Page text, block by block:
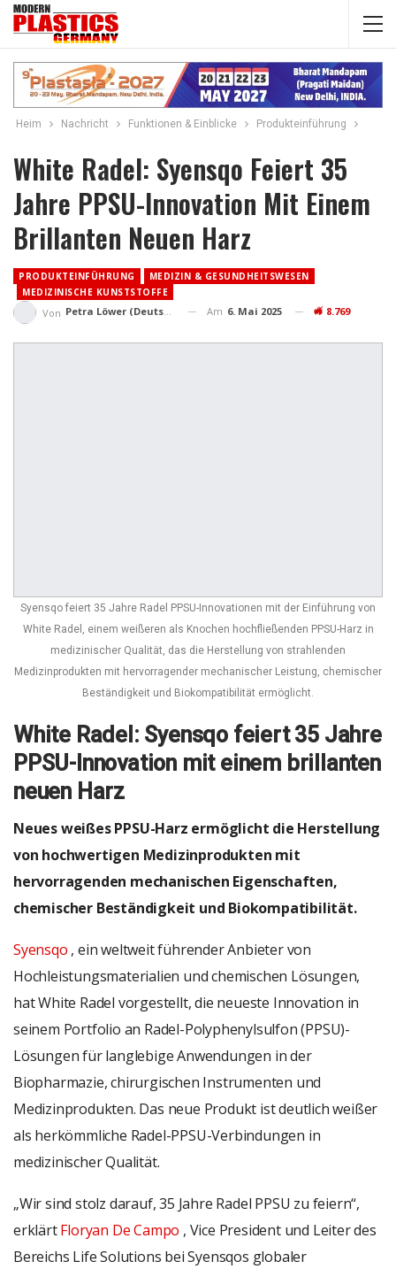
Heim Nachricht Funktionen & Einblicke Produkteinführung
White Radel: Syensqo Feiert 35
Jahre PPSU-Innovation Mit Einem
Brillanten Neuen Harz
PRODUKTEINFÜHRUNG
MEDIZIN & GESUNDHEITSWESEN
MEDIZINISCHE KUNSTSTOFFE
Von Petra Löwer (Deutschland) Am 6. Mai 2025 8.769
Syensqo feiert 35 Jahre Radel PPSU-Innovationen mit der Einführung von
White Radel, einem weißeren als Knochen hochfließenden PPSU-Harz in
medizinischer Qualität, das die Herstellung von strahlenden
Medizinprodukten mit hervorragender mechanischer Leistung, chemischer
Beständigkeit und Biokompatibilität ermöglicht.
White Radel: Syensqo feiert 35 Jahre
PPSU-Innovation mit einem brillanten
neuen Harz
Neues weißes PPSU-Harz ermöglicht die Herstellung
von hochwertigen Medizinprodukten mit
hervorragenden mechanischen Eigenschaften,
chemischer Beständigkeit und Biokompatibilität.
Syensqo , ein weltweit führender Anbieter von
Hochleistungsmaterialien und chemischen Lösungen,
hat White Radel vorgestellt, die neueste Innovation in
seinem Portfolio an Radel-Polyphenylsulfon (PPSU)-
Lösungen für langlebige Anwendungen in der
Biopharmazie, chirurgischen Instrumenten und
Medizinprodukten. Das neue Produkt ist deutlich weißer
als herkömmliche Radel-PPSU-Verbindungen in
medizinischer Qualität.
„Wir sind stolz darauf, 35 Jahre Radel PPSU zu feiern“,
erklärtFloryan De Campo , Vice President und Leiter des
Bereichs Life Solutions bei Syensqos globaler